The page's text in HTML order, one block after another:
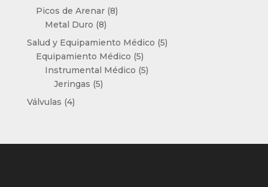
productos
Picos de Arenar 88
Metal Duro 88
productos
Salud y Equipamiento Médico 55
Equipamiento Médico 55
productos
Instrumental Médico 55
Jeringas 55
Válvulas 44